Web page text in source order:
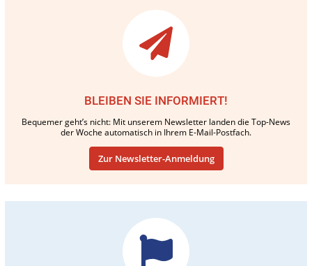
BLEIBEN SIE INFORMIERT!
Bequemer geht’s nicht: Mit unserem Newsletter landen die Top-News
der Woche automatisch in Ihrem E-Mail-Postfach.
Zur Newsletter-Anmeldung